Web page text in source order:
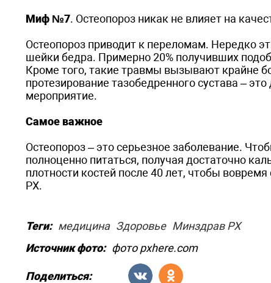
Миф №7. Остеопороз никак не влияет на
Остеопороз приводит к переломам. Нередко
шейки бедра. Примерно 20% получивших
Кроме того, такие травмы вызывают крайне
протезирование тазобедренного сустава –
мероприятие.
Самое важное
Остеопороз – это серьезное заболевание.
полноценно питаться, получая достаточно
плотности костей после 40 лет, чтобы
РХ.
Теги: медицина Здоровье Минздрав РХ
Источник фото: фото pxhere.com
Поделиться: